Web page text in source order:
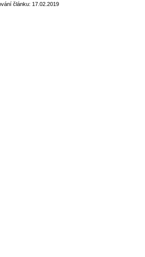
článku: 17.02.2019